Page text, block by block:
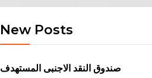
New Posts
صندوق النقد الاجنبى المستهدف